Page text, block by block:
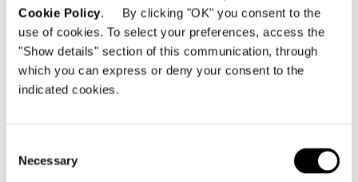
Cookie Policy. By clicking "OK" you consent to the
use of cookies. To select your preferences, access the
"Show details" section of this communication, through
which you can express or deny your consent to the
indicated cookies.
Selection
Necessary
L’ingresso allo stand suggeriva quello
di una villa contemporanea: varcata la
soglia d'ingresso, il visitatore veniva
condotto alla scoperta di ambienti
ricchi di fascino e suggestione, nei
Clan e Pollock, la collezione Jacques